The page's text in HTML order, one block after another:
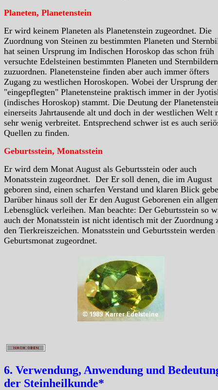
Planeten, Planetenstein
Er wird keinem Planeten als Planetenstein zugeordnet. Die
Zuordnung von Steinen zu bestimmten Planeten und
hat seinen Ursprung im Indischen Horoskop das schon früh
versuchte Edelsteinen bestimmten Planeten und Sternbildern
zuzuordnen. Planetensteine finden aber auch immer öfters
Zugang zu westlichen Horoskopen. Wobei der Ursprung der
"eingepflegten" Planetensteine praktisch immer in der
(indisches Horoskop) stammt. Die Deutung der
einerseits Jahrtausende alt und doch in der westlichen Welt
sehr wenig verbreitet. Entsprechend schwer ist es auch
Quellen zu finden.
Geburtsstein, Monatsstein
Er wird dem Monat August als Geburtsstein oder auch
Monatsstein zugeordnet. Der Er soll denen, die im August
geboren sind, einen scharfen Verstand und klaren Blick
Darüber hinaus soll der Er den August Geborenen ein
Lebensglück verleihen. Man beachte: Der Geburtsstein so
auch der Monatsstein ist nicht identisch mit der Zuordnung
den Tierkreiszeichen. Monatsstein und Geburtsstein werden
Geburtsmonat zugeordnet.
6. Verwendung, Anwendung und
der Steinheilkunde*